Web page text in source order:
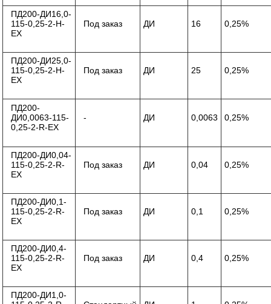
ПД200-ДИ16,0-
115-0,25-2-Н-
ЕХ
Под заказ ДИ 16 0,25%
ПД200-ДИ25,0-
115-0,25-2-Н-
ЕХ
Под заказ ДИ 25 0,25%
ПД200-
ДИ0,0063-115-
0,25-2-R-ЕХ
- ДИ 0,0063 0,25%
ПД200-ДИ0,04-
115-0,25-2-R-
ЕХ
Под заказ ДИ 0,04 0,25%
ПД200-ДИ0,1-
115-0,25-2-R-
ЕХ
Под заказ ДИ 0,1 0,25%
ПД200-ДИ0,4-
115-0,25-2-R-
ЕХ
Под заказ ДИ 0,4 0,25%
ПД200-ДИ1,0-